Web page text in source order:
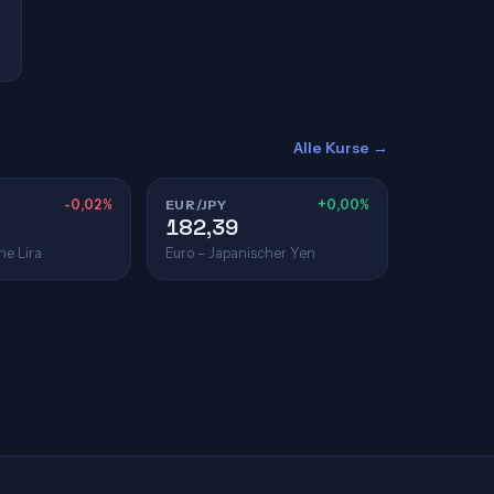
Alle Kurse →
-0,02%
Lira
EUR/JPY +0,00%
182,39
Euro – Japanischer Yen